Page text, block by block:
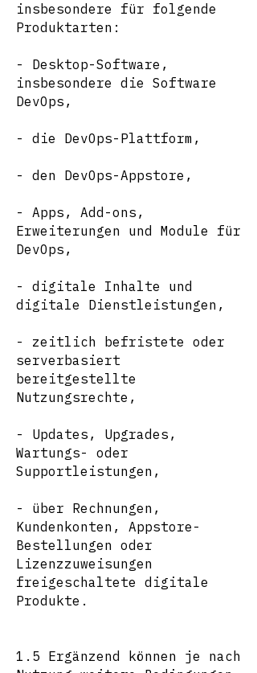
insbesondere für folgende
Produktarten:
- Desktop-Software,
insbesondere die Software
DevOps,
- die DevOps-Plattform,
- den DevOps-Appstore,
- Apps, Add-ons,
Erweiterungen und Module für
DevOps,
- digitale Inhalte und
digitale Dienstleistungen,
- zeitlich befristete oder
serverbasiert
bereitgestellte
Nutzungsrechte,
- Updates, Upgrades,
Wartungs- oder
Supportleistungen,
- über Rechnungen,
Kundenkonten, Appstore-
Bestellungen oder
Lizenzzuweisungen
freigeschaltete digitale
Produkte.
1.5 Ergänzend können je nach